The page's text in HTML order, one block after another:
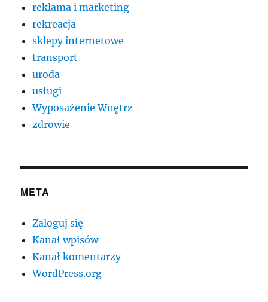
reklama i marketing
rekreacja
sklepy internetowe
transport
uroda
usługi
Wyposażenie Wnętrz
zdrowie
META
Zaloguj się
Kanał wpisów
Kanał komentarzy
WordPress.org